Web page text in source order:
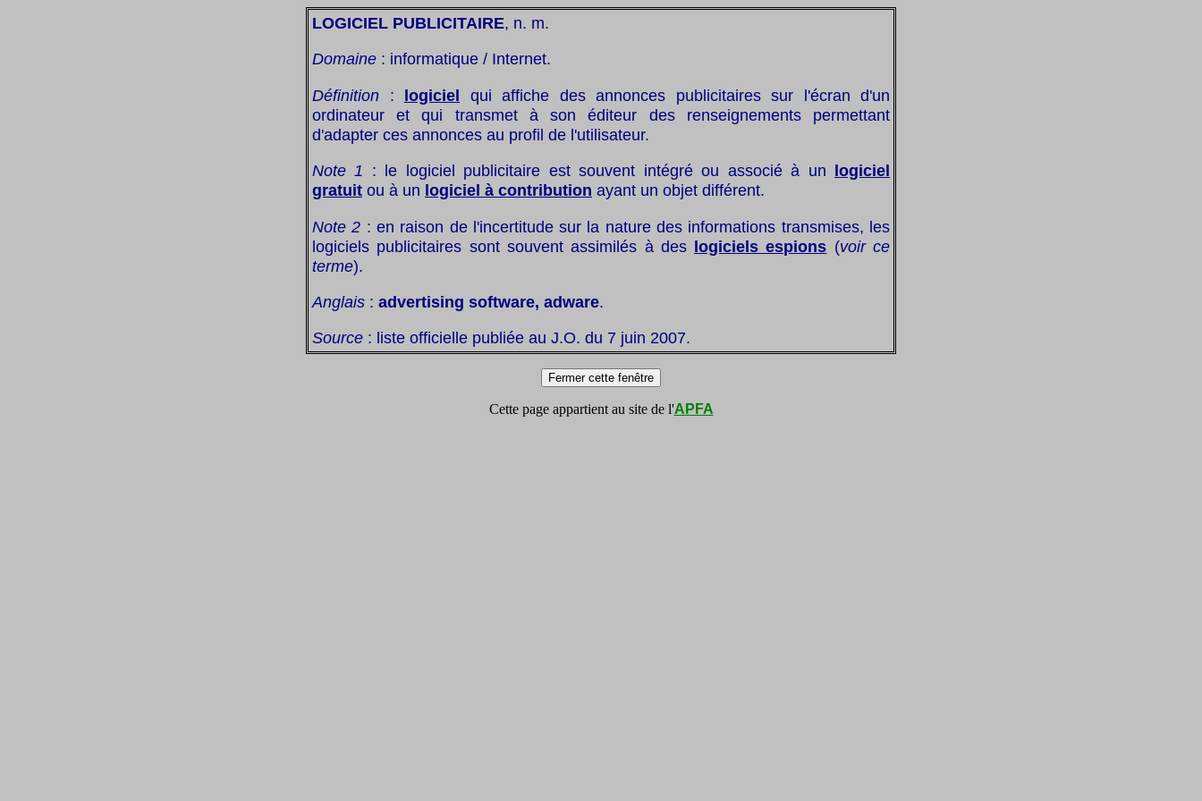
LOGICIEL PUBLICITAIRE, n. m.
Domaine : informatique / Internet.
Définition : logiciel qui affiche des annonces publicitaires sur l'écran d'un
ordinateur et qui transmet à son éditeur des renseignements permettant
d'adapter ces annonces au profil de l'utilisateur.
Note 1 : le logiciel publicitaire est souvent intégré ou associé à un logiciel
gratuit ou à un logiciel à contribution ayant un objet différent.
Note 2 : en raison de l'incertitude sur la nature des informations transmises, les
logiciels publicitaires sont souvent assimilés à des logiciels espions (voir ce
terme).
Anglais : advertising software, adware.
Source : liste officielle publiée au J.O. du 7 juin 2007.
Cette page appartient au site de l'APFA